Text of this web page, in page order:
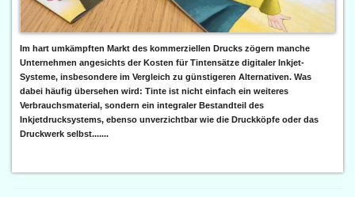
Im hart umkämpften Markt des kommerziellen Drucks zögern manche
Unternehmen angesichts der Kosten für Tintensätze digitaler Inkjet-
Systeme, insbesondere im Vergleich zu günstigeren Alternativen. Was
dabei häufig übersehen wird: Tinte ist nicht einfach ein weiteres
Verbrauchsmaterial, sondern ein integraler Bestandteil des
Inkjetdrucksystems, ebenso unverzichtbar wie die Druckköpfe oder das
Druckwerk selbst.......